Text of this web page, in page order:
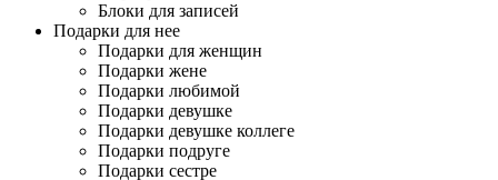
Блоки для записей
Подарки для нее
Подарки для женщин
Подарки жене
Подарки любимой
Подарки девушке
Подарки девушке коллеге
Подарки подруге
Подарки сестре